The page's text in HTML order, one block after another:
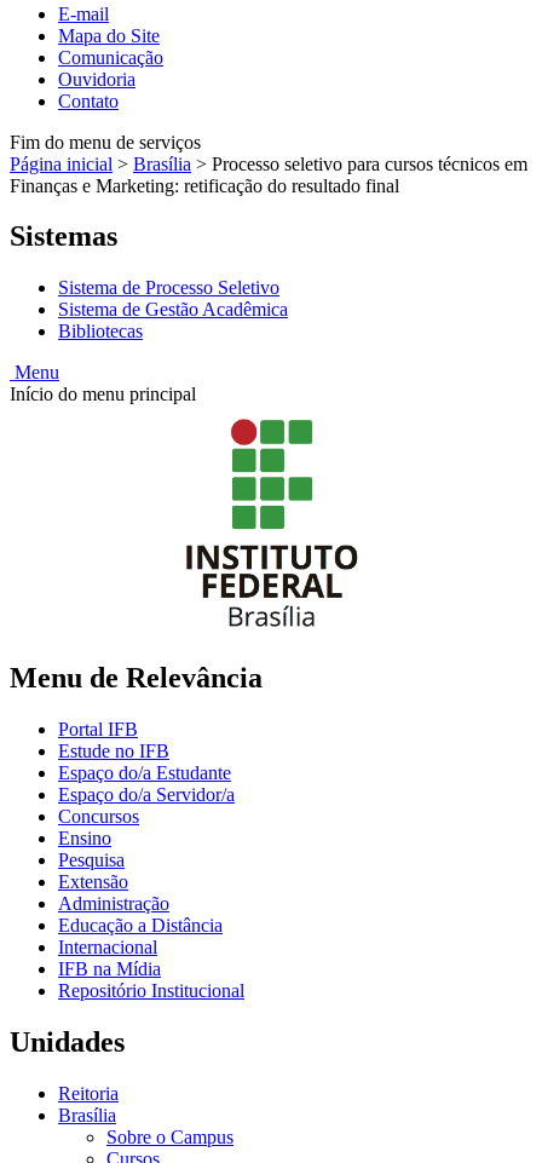
E-mail
Mapa do Site
Comunicação
Ouvidoria
Contato
Fim do menu de serviços
Página inicial > Brasília > Processo seletivo para cursos técnicos em
Finanças e Marketing: retificação do resultado final
Sistemas
Sistema de Processo Seletivo
Sistema de Gestão Acadêmica
Bibliotecas
Menu
Início do menu principal
Menu de Relevância
Portal IFB
Estude no IFB
Espaço do/a Estudante
Espaço do/a Servidor/a
Concursos
Ensino
Pesquisa
Extensão
Administração
Educação a Distância
Internacional
IFB na Mídia
Repositório Institucional
Unidades
Reitoria
Brasília
Sobre o Campus
Cursos